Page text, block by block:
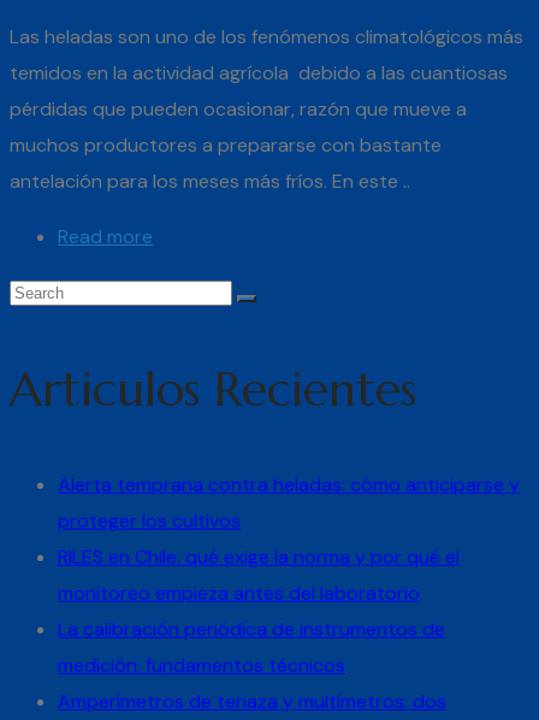
Las heladas son uno de los fenómenos climatológicos más
temidos en la actividad agrícola debido a las cuantiosas
pérdidas que pueden ocasionar, razón que mueve a
muchos productores a prepararse con bastante
antelación para los meses más fríos. En este ..
Read more
Articulos Recientes
Alerta temprana contra heladas: cómo anticiparse y
proteger los cultivos
RILES en Chile: qué exige la norma y por qué el
monitoreo empieza antes del laboratorio
La calibración periódica de instrumentos de
medición: fundamentos técnicos
Amperímetros de tenaza y multímetros: dos